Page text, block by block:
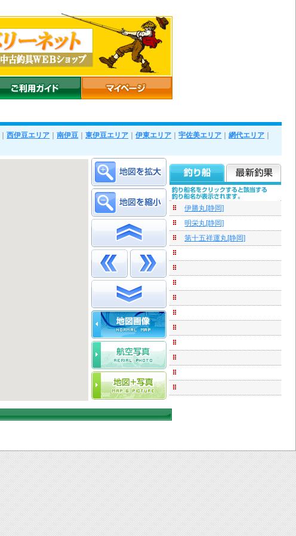
｜西伊豆エリア ｜南伊豆 ｜東伊豆エリア ｜伊東エリア ｜宇佐美エリア ｜網代エリア
伊勝丸[静岡]
明栄丸[静岡]
第十五祥運丸[静岡]